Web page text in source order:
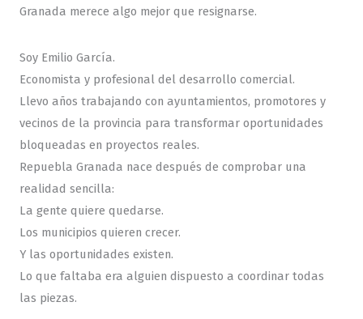
Granada merece algo mejor que resignarse.
Soy Emilio García.
Economista y profesional del desarrollo comercial.
Llevo años trabajando con ayuntamientos, promotores y
vecinos de la provincia para transformar oportunidades
bloqueadas en proyectos reales.
Repuebla Granada nace después de comprobar una
realidad sencilla:
La gente quiere quedarse.
Los municipios quieren crecer.
Y las oportunidades existen.
Lo que faltaba era alguien dispuesto a coordinar todas
las piezas.